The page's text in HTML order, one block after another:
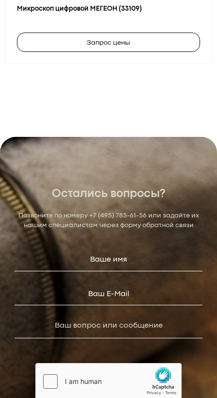
Микроскоп цифровой МЕГЕОН (33109)
Запрос цены
Остались вопросы?
Позвоните по номеру +7 (495) 785-61-56 или задайте их
нашим специалистам через форму обратной связи